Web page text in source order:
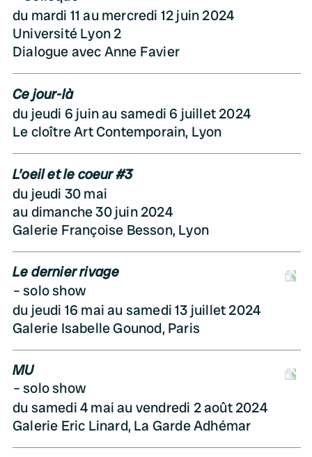
du mardi 11 au mercredi 12 juin 2024
Université Lyon 2
Dialogue avec Anne Favier
Ce jour-là
du jeudi 6 juin au samedi 6 juillet 2024
Le cloître Art Contemporain, Lyon
L’oeil et le coeur #3
du jeudi 30 mai
au dimanche 30 juin 2024
Galerie Françoise Besson, Lyon
Le dernier rivage
solo show
du jeudi 16 mai au samedi 13 juillet 2024
Galerie Isabelle Gounod, Paris
MU
solo show
du samedi 4 mai au vendredi 2 août 2024
Galerie Eric Linard, La Garde Adhémar